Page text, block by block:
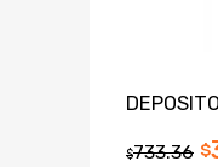
$733.36 $